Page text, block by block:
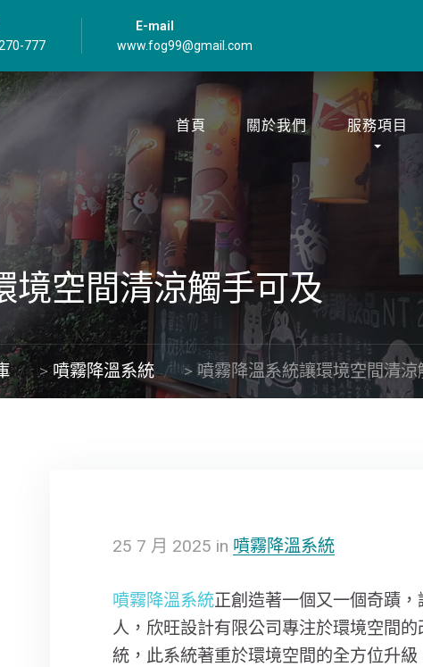
777
E-mail
www.fog99@gmail.com
首頁 關於我們 服務項目
境空間清涼觸手可及
>噴霧降溫系統 >噴霧降溫系統讓環境空間清涼
25 7 月 2025 in 噴霧降溫系統
噴霧降溫系統正創造著一個又一個奇蹟
人，欣旺設計有限公司專注於環境空間
統，此系統著重於環境空間的全方位升